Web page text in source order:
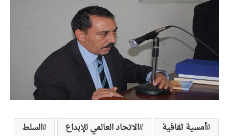
أمسية ثقافية الاتحاد العالمي للإبداع
السلط